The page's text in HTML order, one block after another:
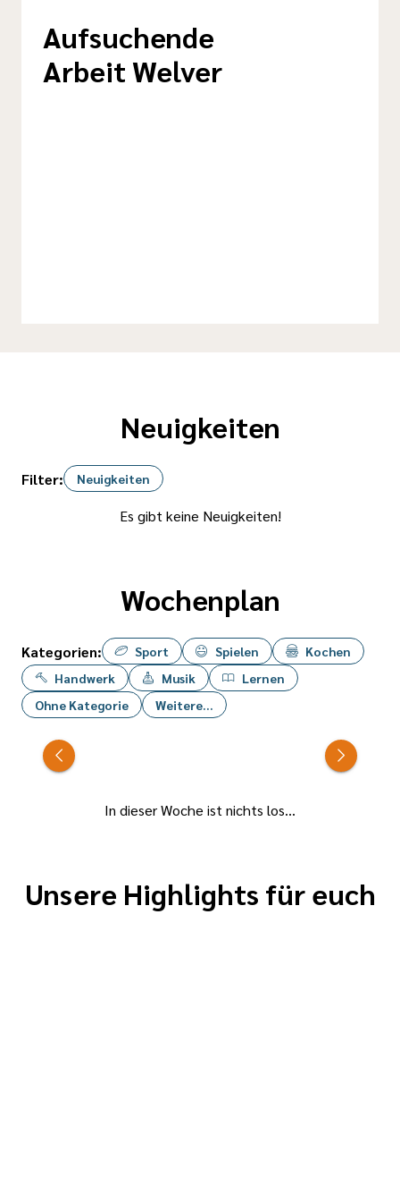
Aufsuchende
Arbeit Welver
Neuigkeiten
Filter: Neuigkeiten
Es gibt keine Neuigkeiten!
Wochenplan
Kategorien: Sport Spielen
Kochen
Handwerk
Musik
Lernen
Ohne Kategorie
Weitere...
In dieser Woche ist nichts los...
Unsere Highlights für euch